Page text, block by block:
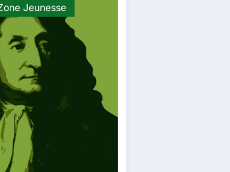
Jeunesse